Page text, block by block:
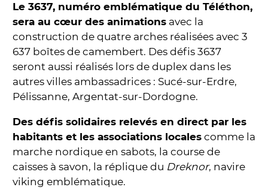
Le 3637, numéro emblématique du Téléthon,
sera au cœur des animations avec la
construction de quatre arches réalisées avec 3
637 boîtes de camembert. Des défis 3637
seront aussi réalisés lors de duplex dans les
autres villes ambassadrices : Sucé-sur-Erdre,
Pélissanne, Argentat-sur-Dordogne.
Des défis solidaires relevés en direct par les
habitants et les associations locales comme la
marche nordique en sabots, la course de
caisses à savon, la réplique du Dreknor, navire
viking emblématique.